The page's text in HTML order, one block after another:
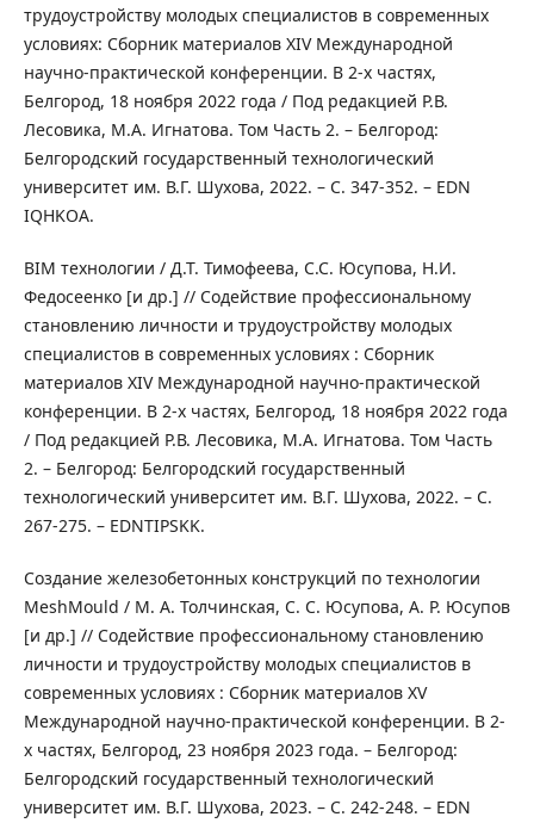
трудоустройству молодых специалистов в современных
условиях: Сборник материалов XIV Международной
научно-практической конференции. В 2-х частях,
Белгород, 18 ноября 2022 года / Под редакцией Р.В.
Лесовика, М.А. Игнатова. Том Часть 2. – Белгород:
Белгородский государственный технологический
университет им. В.Г. Шухова, 2022. – С. 347-352. – EDN
IQHKOA.
BIM технологии / Д.Т. Тимофеева, С.С. Юсупова, Н.И.
Федосеенко [и др.] // Содействие профессиональному
становлению личности и трудоустройству молодых
специалистов в современных условиях : Сборник
материалов XIV Международной научно-практической
конференции. В 2-х частях, Белгород, 18 ноября 2022 года
/ Под редакцией Р.В. Лесовика, М.А. Игнатова. Том Часть
2. – Белгород: Белгородский государственный
технологический университет им. В.Г. Шухова, 2022. – С.
267-275. – EDNTIPSKK.
Создание железобетонных конструкций по технологии
MeshMould / М. А. Толчинская, С. С. Юсупова, А. Р. Юсупов
[и др.] // Содействие профессиональному становлению
личности и трудоустройству молодых специалистов в
современных условиях : Сборник материалов XV
Международной научно-практической конференции. В 2-
х частях, Белгород, 23 ноября 2023 года. – Белгород:
Белгородский государственный технологический
университет им. В.Г. Шухова, 2023. – С. 242-248. – EDN